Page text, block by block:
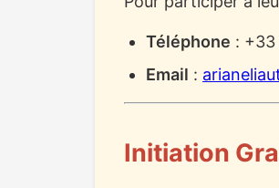
Téléphone :
Email :
Initiation